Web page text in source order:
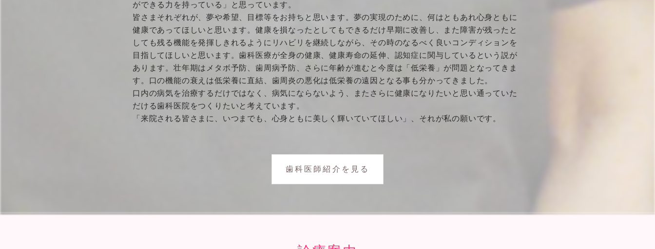
ができる力を持っている」と思っています。
皆さまそれぞれが、夢や希望、目標等をお持ちと思います。夢の実現のために、何はともあれ心身ともに
健康であってほしいと思います。健康を損なったとしてもできるだけ早期に改善し、また障害が残ったと
しても残る機能を発揮しきれるようにリハビリを継続しながら、その時のなるべく良いコンディションを
目指してほしいと思います。歯科医療が全身の健康、健康寿命の延伸、認知症に関与しているという説が
あります。壮年期はメタボ予防、歯周病予防、さらに年齢が進むと今度は「低栄養」が問題となってきま
す。口の機能の衰えは低栄養に直結、歯周炎の悪化は低栄養の遠因となる事も分かってきました。
口内の病気を治療するだけではなく、病気にならないよう、またさらに健康になりたいと思い通っていた
だける歯科医院をつくりたいと考えています。
「来院される皆さまに、いつまでも、心身ともに美しく輝いていてほしい」、それが私の願いです。
歯科医師紹介を見る